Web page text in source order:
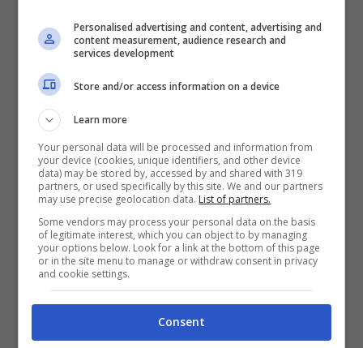
A volte con i jeans troppo stretti bisogna ingaggiare una
battaglia epica – (Turiweb.it)
Personalised advertising and content, advertising and
content measurement, audience research and
services development
Store and/or access information on a device
Learn more
Your personal data will be processed and information from
your device (cookies, unique identifiers, and other device
data) may be stored by, accessed by and shared with 319
partners, or used specifically by this site. We and our partners
may use precise geolocation data. List of partners.
Some vendors may process your personal data on the basis
of legitimate interest, which you can object to by managing
your options below. Look for a link at the bottom of this page
or in the site menu to manage or withdraw consent in privacy
and cookie settings.
Consent